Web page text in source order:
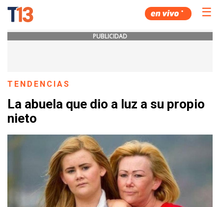
☰
PUBLICIDAD
TENDENCIAS
La abuela que dio a luz a su propio
nieto